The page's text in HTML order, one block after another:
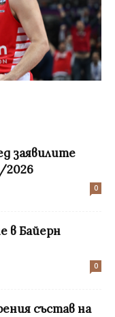
заявилите
2026
0
в Байерн
0
състав на